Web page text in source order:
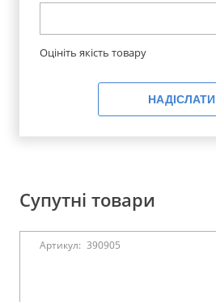
Оцініть якість товару
НАДІСЛАТИ
Супутні товари
Артикул: 390905